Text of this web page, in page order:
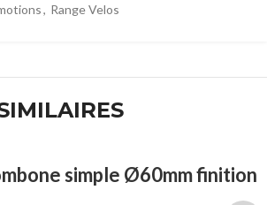
, Range Velos
simple Ø60mm finition